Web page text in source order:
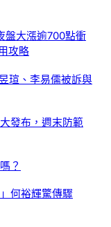
盤大漲逾700點衝
攻略
瑄、李易儒被訴與
發布，週末防範
？
何裕輝驚傳驟